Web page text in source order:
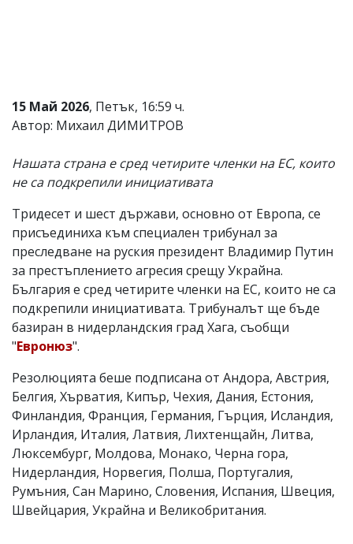
редакцията
не
носи
за
Ако
обиден
за
вас
коментар,
моля
сигнализирайте
ни!
15 Май 2026, Петък, 16:59 ч.
Автор: Михаил ДИМИТРОВ
Нашата страна е сред четирите членки на ЕС, които
не са подкрепили инициативата
Тридесет и шест държави, основно от Европа, се
присъединиха към специален трибунал за
преследване на руския президент Владимир Путин
за престъплението агресия срещу Украйна.
България е сред четирите членки на ЕС, които не са
подкрепили инициативата. Трибуналът ще бъде
базиран в нидерландския град Хага, съобщи
"Евронюз".
Резолюцията беше подписана от Андора, Австрия,
Белгия, Хърватия, Кипър, Чехия, Дания, Естония,
Финландия, Франция, Германия, Гърция, Исландия,
Ирландия, Италия, Латвия, Лихтенщайн, Литва,
Люксембург, Молдова, Монако, Черна гора,
Нидерландия, Норвегия, Полша, Португалия,
Румъния, Сан Марино, Словения, Испания, Швеция,
Швейцария, Украйна и Великобритания.